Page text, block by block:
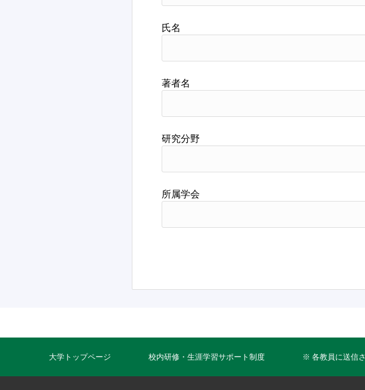
氏名
著者名
研究分野
所属学会
大学トップページ 校内研修・生涯学習サポート制度 ※ 各教員に送信